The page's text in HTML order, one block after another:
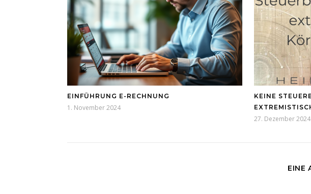
EINFÜHRUNG E-RECHNUNG
1. November 2024
KEINE
27. Dezember 2024
EINE